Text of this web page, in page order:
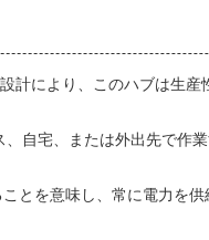
計により、このハブは生産
自宅、または外出先で作
とを意味し、常に電力を